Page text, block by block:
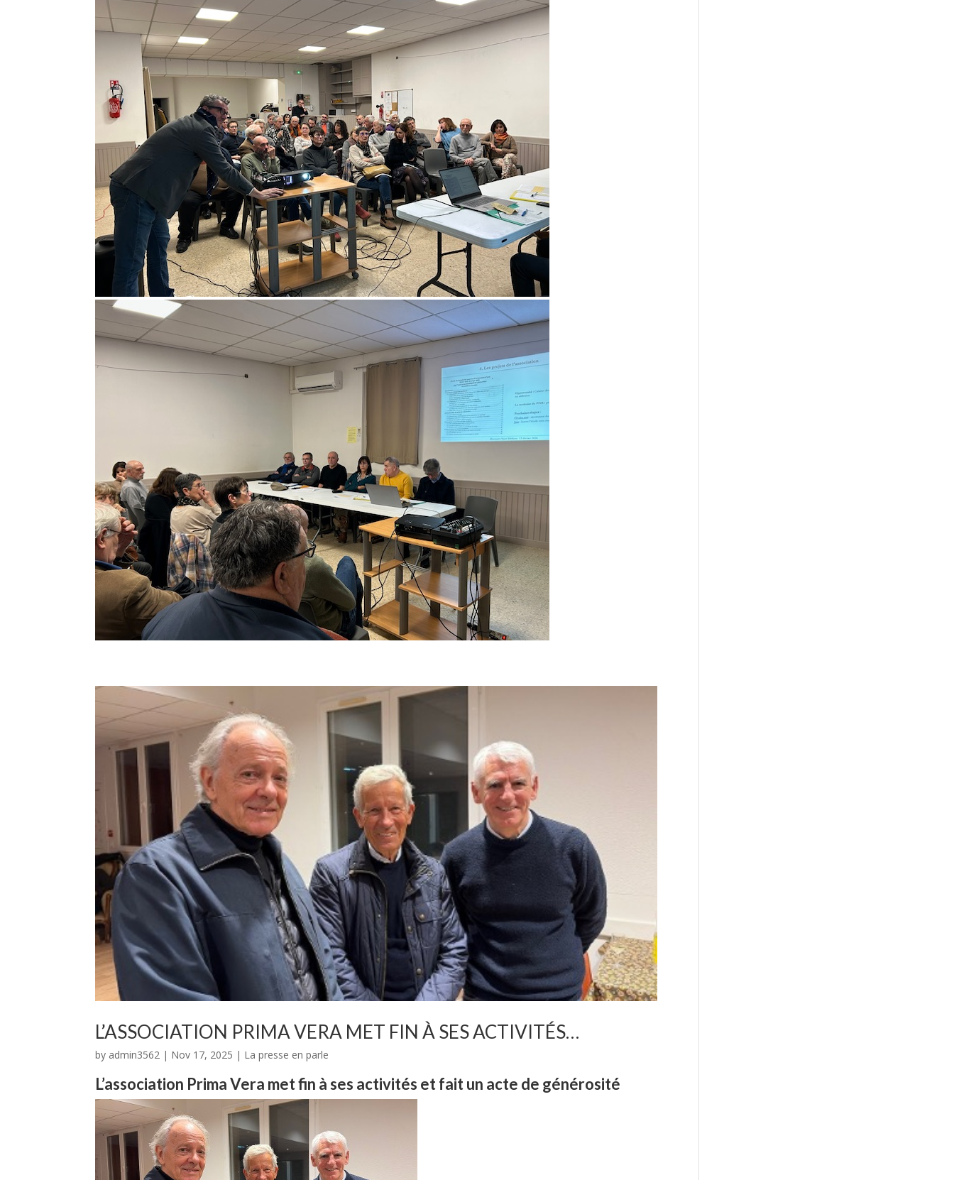
L’ASSOCIATION PRIMA VERA MET FIN À SES ACTIVITÉS…
by admin3562 | Nov 17, 2025 | La presse en parle
L’association Prima Vera met fin à ses activités et fait un acte de générosité